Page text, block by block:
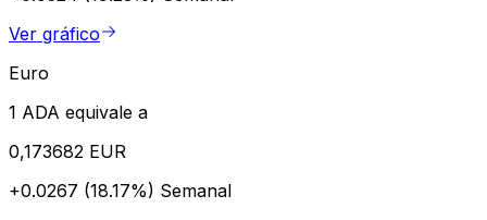
Ver gráfico
Euro
1 ADA equivale a
0,173682 EUR
+0.0267 (18.17%) Semanal